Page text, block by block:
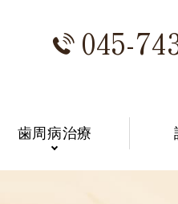
045-
歯周病治療